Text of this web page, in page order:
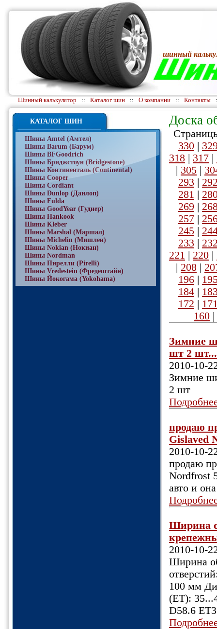
шинный
Шинный калькулятор :: Каталог шин :: О компании :: Контакты
КАТАЛОГ ШИН
Шины Amtel (Амтел)
Шины Barum (Барум)
Шины BFGoodrich
Шины Бриджстоун (Bridgestone)
Шины Континенталь (Continental)
Шины Cooper
Шины Cordiant
Шины Dunlop (Данлоп)
Шины Fulda
Шины GoodYear (Гудиер)
Шины Hankook
Шины Kleber
Шины Marshal (Маршал)
Шины Michelin (Мишлен)
Шины Nokian (Нокиан)
Шины Nordman
Шины Пирелли (Pirelli)
Шины Vredestein (Фредештайн)
Шины Йокогама (Yokohama)
Доска
330 |
318 | 317 |
| 305 |
293 |
281 |
269 |
257 |
245 |
233 |
221 | 220 |
| 208 |
196 |
184 |
172 |
160 |
Зимние
шт 2 шт...
2010-10-
Зимние
2 шт
продаю
Gislaved
2010-10-
продаю
Nordfrost
авто и
Ширина
2010-10-
Ширина
100 мм
(ET):
D58.6